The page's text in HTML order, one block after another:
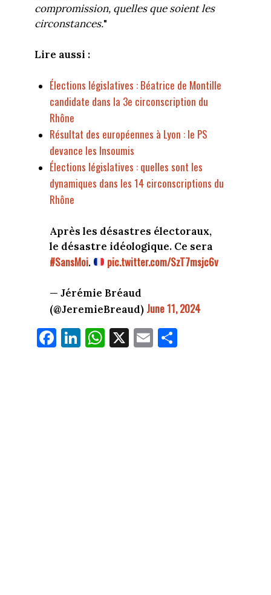
compromission, quelles que soient les
circonstances."
Lire aussi :
Élections législatives : Béatrice de Montille
candidate dans la 3e circonscription du
Rhône
Résultat des européennes à Lyon : le PS
devance les Insoumis
Élections législatives : quelles sont les
dynamiques dans les 14 circonscriptions du
Rhône
Après les désastres électoraux,
le désastre idéologique. Ce sera
#SansMoi. pic.twitter.com/SzT7msjc6v
— Jérémie Bréaud
(@JeremieBreaud) June 11, 2024
Fa
ce
Li
nk
W
ha
X E
m
Pa
rt